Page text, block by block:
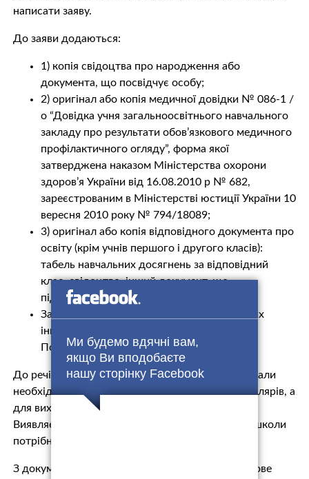
Ми будемо вдячні вам,
якщо Ви вподобаєте
нашу сторінку Facebook
написати заяву.
До заяви додаються:
1) копія свідоцтва про народження або
документа, що посвідчує особу;
2) оригінал або копія медичної довідки № 086-1 /
о “Довідка учня загальноосвітнього навчального
закладу про результати обов’язкового медичного
профілактичного огляду”, форма якої
затверджена наказом Міністерства охорони
здоров’я України від 16.08.2010 р № 682,
зареєстрованим в Міністерстві юстиції України 10
вересня 2010 року № 794/18089;
3) оригінал або копія відповідного документа про
освіту (крім учнів першого і другого класів):
табель навчальних досягнень за відповідний
клас, свідоцтво, інший документ, що
підтверджує отримання освіти.
Забороняється вимагати надання будь-яких
інших документів, не передбачених цим
Порядком.
До речі, до цього Міносвіти і МОЗ підтверджували
необхідність надання довідки № 086-1 для школярів, а
для вихованців дитсадка ще й карти щеплень.
Виявляється, що карта щеплень для вступу до школи
потрібна не буде.
З документа також випливає, що на першочергове